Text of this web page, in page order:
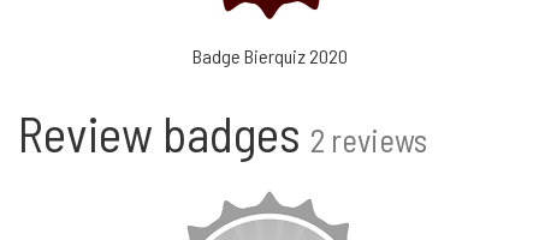
Badge Bierquiz 2020
Review badges 2 reviews